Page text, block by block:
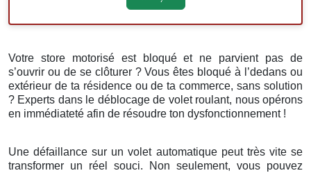
Votre store motorisé est bloqué et ne parvient pas de
s’ouvrir ou de se clôturer ? Vous êtes bloqué à l’dedans ou
extérieur de ta résidence ou de ta commerce, sans solution
? Experts dans le déblocage de volet roulant, nous opérons
en immédiateté afin de résoudre ton dysfonctionnement !
Une défaillance sur un volet automatique peut très vite se
transformer un réel souci. Non seulement, vous pouvez